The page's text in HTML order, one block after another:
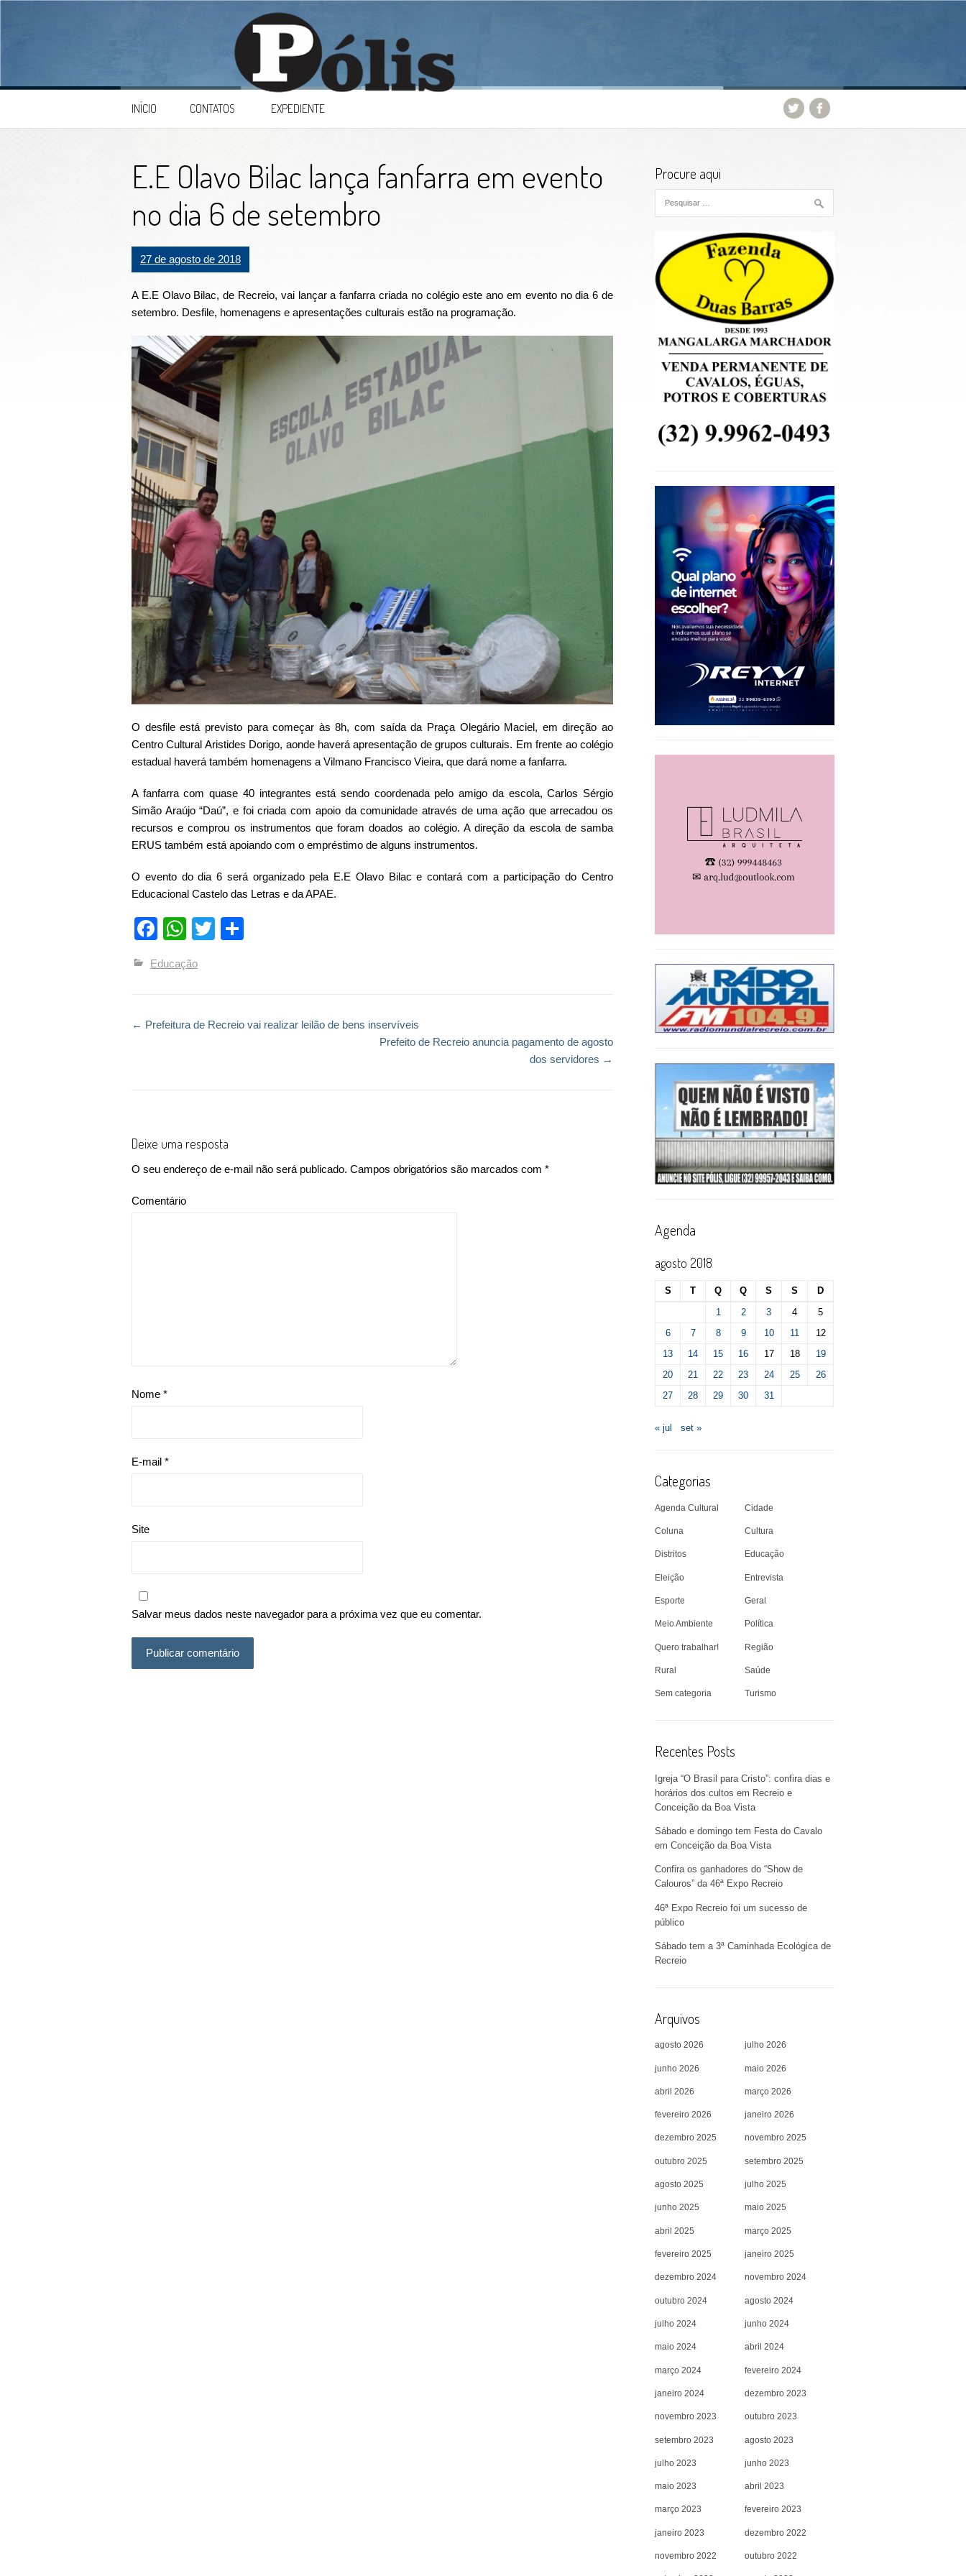
INÍCIO CONTATOS EXPEDIENTE
E.E Olavo Bilac lança fanfarra em evento
no dia 6 de setembro
27 de agosto de 2018
A E.E Olavo Bilac, de Recreio, vai lançar a fanfarra criada no colégio este ano em evento no dia 6 de
setembro. Desfile, homenagens e apresentações culturais estão na programação.
O desfile está previsto para começar às 8h, com saída da Praça Olegário Maciel, em direção ao
Centro Cultural Aristides Dorigo, aonde haverá apresentação de grupos culturais. Em frente ao colégio
estadual haverá também homenagens a Vilmano Francisco Vieira, que dará nome a fanfarra.
A fanfarra com quase 40 integrantes está sendo coordenada pelo amigo da escola, Carlos Sérgio
Simão Araújo “Daú”, e foi criada com apoio da comunidade através de uma ação que arrecadou os
recursos e comprou os instrumentos que foram doados ao colégio. A direção da escola de samba
ERUS também está apoiando com o empréstimo de alguns instrumentos.
O evento do dia 6 será organizado pela E.E Olavo Bilac e contará com a participação do Centro
Educacional Castelo das Letras e da APAE.
Facebook
WhatsApp
Twitter
Educação
Post navigation
← Prefeitura de Recreio vai realizar leilão de bens inservíveis
Prefeito de Recreio anuncia pagamento de agosto
dos servidores →
Deixe uma resposta
O seu endereço de e-mail não será publicado. Campos obrigatórios são marcados com *
Comentário
Nome *
E-mail *
Site
Salvar meus dados neste navegador para a próxima vez que eu comentar.
Procure aqui
Agenda
agosto 2018
S T Q Q S S
D
1
2 3 4
5
6
7 8 9 10 11
12
13
14 15 16 17 18
19
20
21 22 23 24 25
26
27
28 29 30 31
« jul set »
Categorias
Agenda Cultural Cidade
Coluna Cultura
Distritos Educação
Eleição Entrevista
Esporte Geral
Meio Ambiente Política
Quero trabalhar! Região
Rural Saúde
Sem categoria Turismo
Recentes Posts
Igreja “O Brasil para Cristo”: confira dias e
horários dos cultos em Recreio e
Conceição da Boa Vista
Sábado e domingo tem Festa do Cavalo
em Conceição da Boa Vista
Confira os ganhadores do “Show de
Calouros” da 46ª Expo Recreio
46ª Expo Recreio foi um sucesso de
público
Sábado tem a 3ª Caminhada Ecológica de
Recreio
Arquivos
agosto 2026 julho 2026
junho 2026 maio 2026
abril 2026 março 2026
fevereiro 2026 janeiro 2026
dezembro 2025 novembro 2025
outubro 2025 setembro 2025
agosto 2025 julho 2025
junho 2025 maio 2025
abril 2025 março 2025
fevereiro 2025 janeiro 2025
dezembro 2024 novembro 2024
outubro 2024 agosto 2024
julho 2024 junho 2024
maio 2024 abril 2024
março 2024 fevereiro 2024
janeiro 2024 dezembro 2023
novembro 2023 outubro 2023
setembro 2023 agosto 2023
julho 2023 junho 2023
maio 2023 abril 2023
março 2023 fevereiro 2023
janeiro 2023 dezembro 2022
novembro 2022 outubro 2022